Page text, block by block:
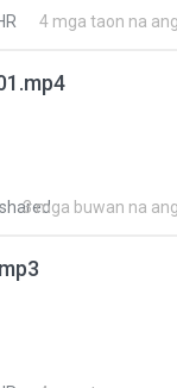
4 mga taon na
3 mga buwan na